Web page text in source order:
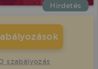
Hirdetés
szabályozás